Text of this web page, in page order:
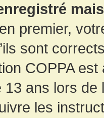
premier,
sont
COPPA
13 ans lors de
les